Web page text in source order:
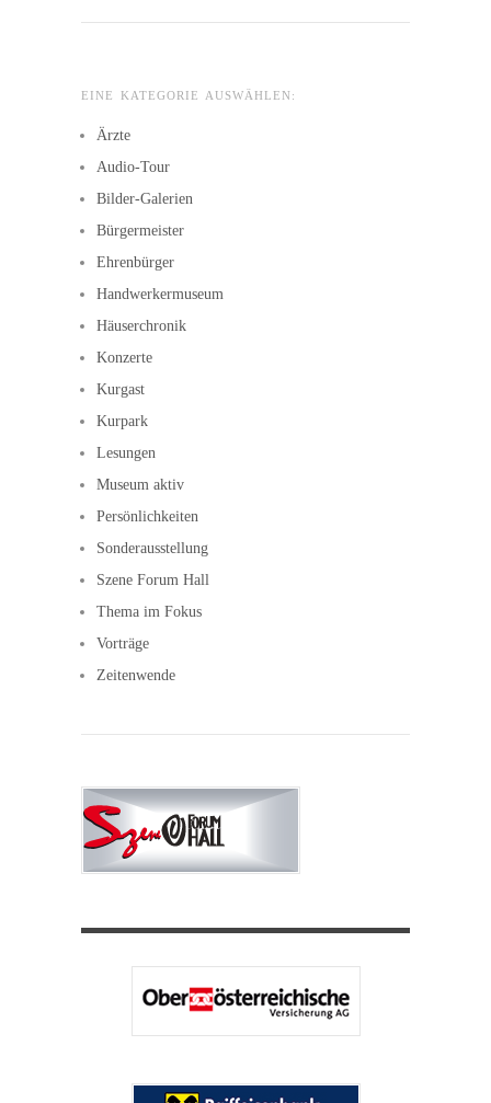
EINE KATEGORIE AUSWÄHLEN:
Ärzte
Audio-Tour
Bilder-Galerien
Bürgermeister
Ehrenbürger
Handwerkermuseum
Häuserchronik
Konzerte
Kurgast
Kurpark
Lesungen
Museum aktiv
Persönlichkeiten
Sonderausstellung
Szene Forum Hall
Thema im Fokus
Vorträge
Zeitenwende